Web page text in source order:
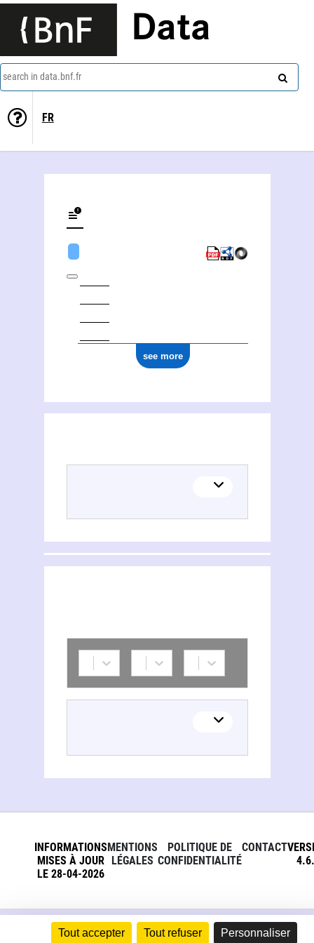
Tout accepter Tout refuser Personnaliser
Data
search in data.bnf.fr
FR
see more
INFORMATIONS
MISES À JOUR
LE 28-04-2026
MENTIONS
LÉGALES
POLITIQUE DE
CONFIDENTIALITÉ
CONTACT